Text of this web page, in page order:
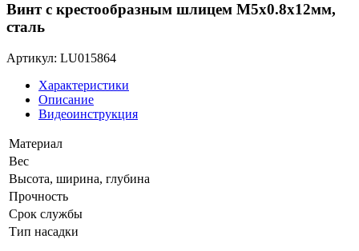
Винт с крестообразным шлицем M5х0.8х12мм,
сталь
Артикул: LU015864
Характеристики
Описание
Видеоинструкция
Материал
Вес
Высота, ширина, глубина
Прочность
Срок службы
Тип насадки